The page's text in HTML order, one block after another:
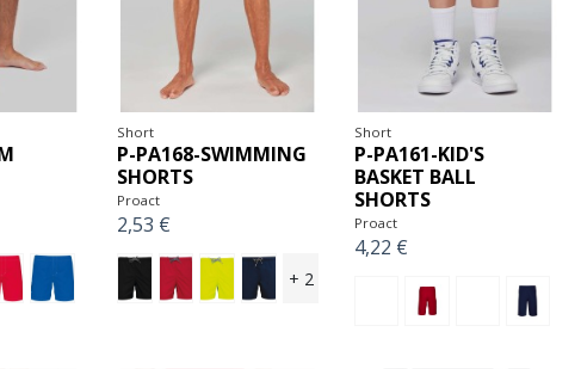
Short
P-PA168-SWIMMING
SHORTS
Proact
2,53 €
+ 2
Short
P-PA161-KID'S
BASKET BALL
SHORTS
Proact
4,22 €